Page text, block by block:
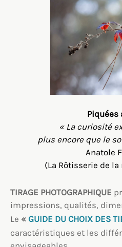
Piquées
« La curiosité
plus encore que le
Anatole
(La Rôtisserie de
TIRAGE PHOTOGRAPHIQUE
impressions, qualités,
Le « GUIDE DU CHOIX DES
caractéristiques et les